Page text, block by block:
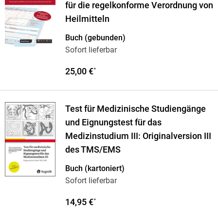
für die regelkonforme Verordnung von
Heilmitteln
Buch (gebunden)
Sofort lieferbar
25,00 €*
Test für Medizinische Studiengänge
und Eignungstest für das
Medizinstudium III: Originalversion III
des TMS/EMS
Buch (kartoniert)
Sofort lieferbar
14,95 €*